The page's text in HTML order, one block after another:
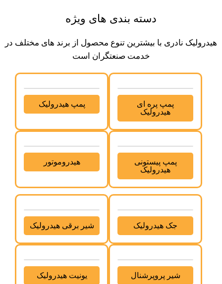
دسته بندی های ویژه
هیدرولیک نادری با بیشترین تنوع محصول از برند های مختلف در
خدمت صنعتگران است
پمپ پره ای
هیدرولیک
پمپ هیدرولیک
پمپ پیستونی
هیدرولیک
هیدروموتور
جک هیدرولیک شیر برقی هیدرولیک
شیر پروپرشنال یونیت هیدرولیک